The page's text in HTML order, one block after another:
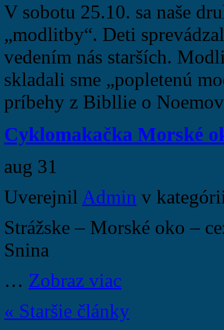
V sobotu 25.10. sa naše
„modlitby“. Deti
vedením nás starších.
skladali sme „popletenú
príbehy z Bibllie o
Cyklomakačka Morské
aug 31
Uverejnil Admin v
Strážske – Morské oko –
Snina
… Zobraz viac
« Staršie články